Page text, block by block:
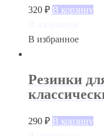
320 ₽ В корзину
В избранное
Резинки
290 ₽ В корзину